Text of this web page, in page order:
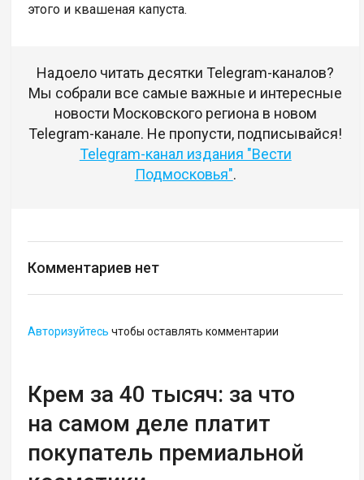
этого и квашеная капуста.
Надоело читать десятки Telegram-каналов?
Мы собрали все самые важные и интересные
новости Московского региона в новом
Telegram-канале. Не пропусти, подписывайся!
Telegram-канал издания "Вести
Подмосковья".
Комментариев нет
Авторизуйтесь чтобы оставлять комментарии
Крем за 40 тысяч: за что
на самом деле платит
покупатель премиальной